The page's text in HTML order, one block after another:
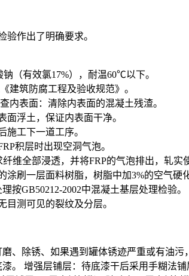
检验作出了明确要求。
（有效氯17%），耐温60℃以下。
建筑防腐工程及验收规范》。
内表面：清除内表面的混凝土残渣。
浮土，保证内表面干净。
工下一道工序。
积层时出现空洞气泡。
维全部浸透，并将FRP的气泡排出，轧实
刷一层面料树脂，树脂中加3%的空气硬
按GB50212-2002中混凝土基层处理检验。
测可见的裂纹及分层。
、除锈、如果遇到罐体锈迹严重或有油污
。 增强层铺层：待底漆干后采用手糊法